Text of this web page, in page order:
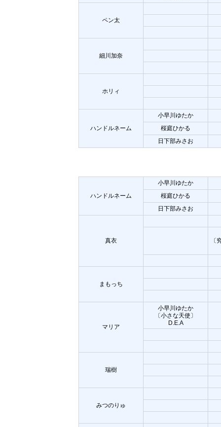
ペン太
細川加奈
ホリィ
ハンドルネーム
小早川ゆたか
桜庭ひかる
日下部みさお
ハンドルネーム
小早川ゆたか
桜庭ひかる
日下部みさお
真衣 〔
まもっち
マリア
小早川ゆたか
〔小さな天使〕
D.E.A
瑞樹
みつのりゅ